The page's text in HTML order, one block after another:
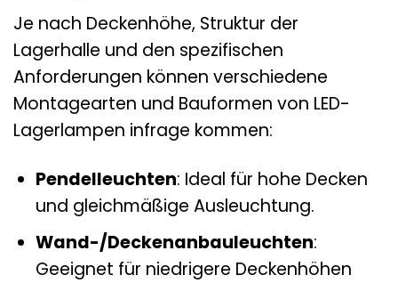
Je nach Deckenhöhe, Struktur der
Lagerhalle und den spezifischen
Anforderungen können verschiedene
Montagearten und Bauformen von LED-
Lagerlampen infrage kommen:
Pendelleuchten: Ideal für hohe Decken
und gleichmäßige Ausleuchtung.
Wand-/Deckenanbauleuchten:
Geeignet für niedrigere Deckenhöhen